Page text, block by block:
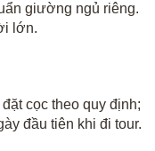
giường ngủ riêng.
lớn.
cọc theo quy định;
đầu tiên khi đi tour.